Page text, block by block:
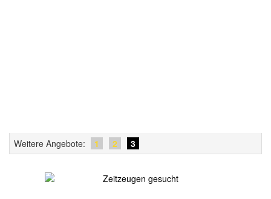
Weitere Angebote: 1 2 3